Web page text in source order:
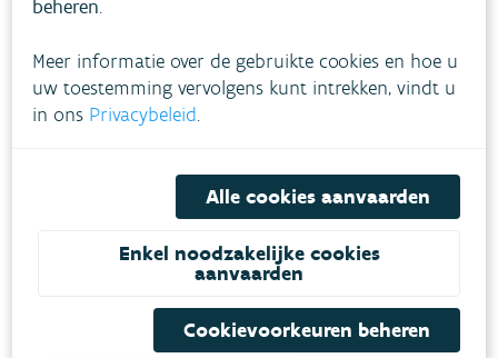
beheren.
Meer informatie over de gebruikte cookies en hoe u
uw toestemming vervolgens kunt intrekken, vindt u
in ons Privacybeleid.
Alle cookies aanvaarden
Enkel noodzakelijke cookies
aanvaarden
Cookievoorkeuren beheren